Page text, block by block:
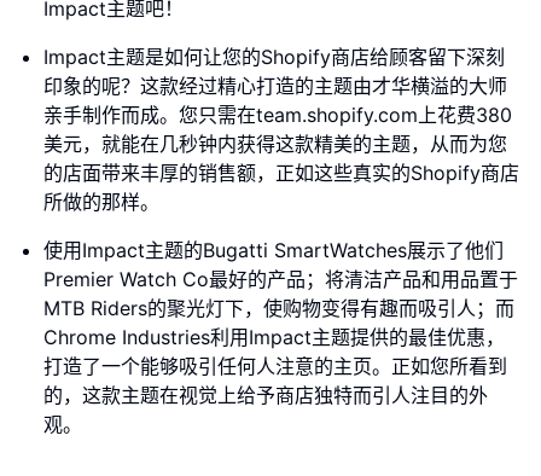
Impact主题吧！
Impact主题是如何让您的Shopify商店给顾客留下深刻
印象的呢？这款经过精心打造的主题由才华横溢的大师
亲手制作而成。您只需在team.shopify.com上花费380
美元，就能在几秒钟内获得这款精美的主题，从而为您
的店面带来丰厚的销售额，正如这些真实的Shopify商店
所做的那样。
使用Impact主题的Bugatti SmartWatches展示了他们
Premier Watch Co最好的产品；将清洁产品和用品置于
MTB Riders的聚光灯下，使购物变得有趣而吸引人；而
Chrome Industries利用Impact主题提供的最佳优惠，
打造了一个能够吸引任何人注意的主页。正如您所看到
的，这款主题在视觉上给予商店独特而引人注目的外
观。